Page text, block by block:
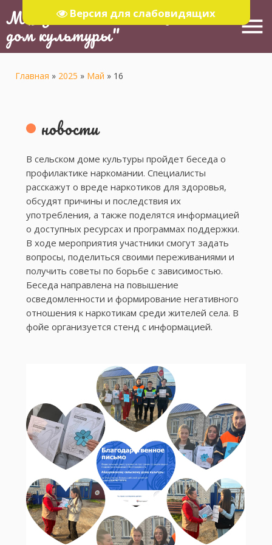
Версия для слабовидящих
МБУ "Тюлячинский Районный
дом культуры" menu
Главная » 2025 » Май » 16
новости
В сельском доме культуры пройдет беседа о
профилактике наркомании. Специалисты
расскажут о вреде наркотиков для здоровья,
обсудят причины и последствия их
употребления, а также поделятся информацией
о доступных ресурсах и программах поддержки.
В ходе мероприятия участники смогут задать
вопросы, поделиться своими переживаниями и
получить советы по борьбе с зависимостью.
Беседа направлена на повышение
осведомленности и формирование негативного
отношения к наркотикам среди жителей села. В
фойе организуется стенд с информацией.